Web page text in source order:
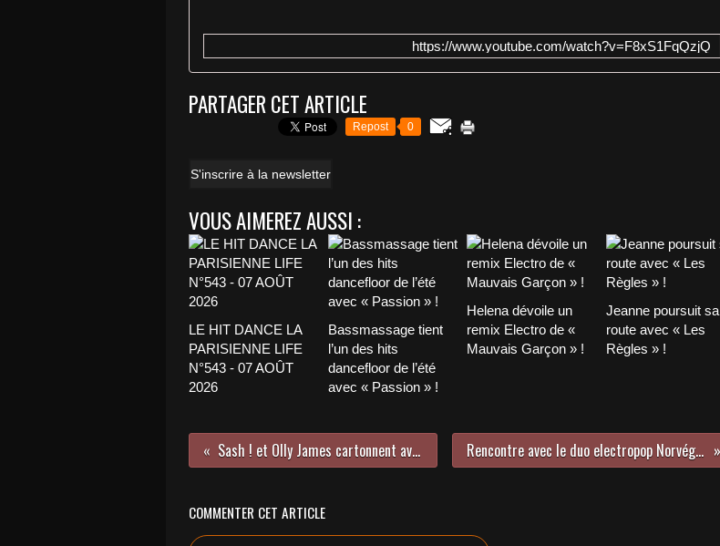
https://www.youtube.com/watch?v=F8xS1FqQzjQ
PARTAGER CET ARTICLE
Repost 0
S'inscrire à la newsletter
VOUS AIMEREZ AUSSI :
LE HIT DANCE LA
PARISIENNE LIFE
N°543 - 07 AOÛT
2026
Bassmassage tient
l’un des hits
dancefloor de l’été
avec « Passion » !
Helena dévoile un
remix Electro de «
Mauvais Garçon » !
Jeanne poursuit sa
route avec « Les
Règles » !
Sash ! et Olly James cartonnent avec Ecuador ! Rencontre avec le duo electropop Norvégien Lemaitre !
COMMENTER CET ARTICLE